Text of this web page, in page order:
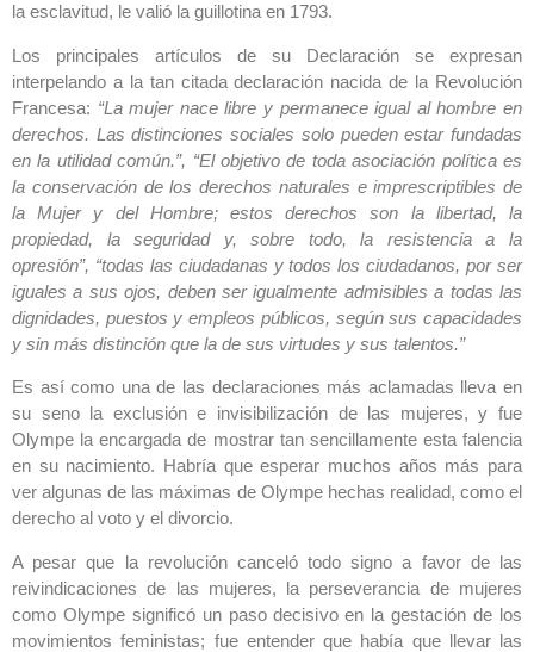
la esclavitud, le valió la guillotina en 1793.
Los principales artículos de su Declaración se expresan
interpelando a la tan citada declaración nacida de la Revolución
Francesa: “La mujer nace libre y permanece igual al hombre en
derechos. Las distinciones sociales solo pueden estar fundadas
en la utilidad común.”, “El objetivo de toda asociación política es
la conservación de los derechos naturales e imprescriptibles de
la Mujer y del Hombre; estos derechos son la libertad, la
propiedad, la seguridad y, sobre todo, la resistencia a la
opresión”, “todas las ciudadanas y todos los ciudadanos, por ser
iguales a sus ojos, deben ser igualmente admisibles a todas las
dignidades, puestos y empleos públicos, según sus capacidades
y sin más distinción que la de sus virtudes y sus talentos.”
Es así como una de las declaraciones más aclamadas lleva en
su seno la exclusión e invisibilización de las mujeres, y fue
Olympe la encargada de mostrar tan sencillamente esta falencia
en su nacimiento. Habría que esperar muchos años más para
ver algunas de las máximas de Olympe hechas realidad, como el
derecho al voto y el divorcio.
A pesar que la revolución canceló todo signo a favor de las
reivindicaciones de las mujeres, la perseverancia de mujeres
como Olympe significó un paso decisivo en la gestación de los
movimientos feministas; fue entender que había que llevar las